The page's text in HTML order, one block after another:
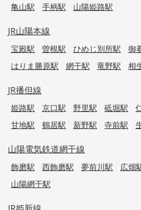
亀山駅
手柄駅 山陽姫路駅
JR山陽本線
宝殿駅 曽根駅 ひめじ別所駅 御
はりま勝原駅
網干駅 竜野駅 相
JR播但線
姫路駅 京口駅 野里駅 砥堀駅
甘地駅
鶴居駅 新野駅 寺前駅
山陽電気鉄道網干線
飾磨駅 西飾磨駅 夢前川駅 広畑
山陽網干駅
JR姫新線